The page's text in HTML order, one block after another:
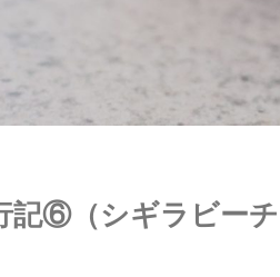
⑥（シギラビー